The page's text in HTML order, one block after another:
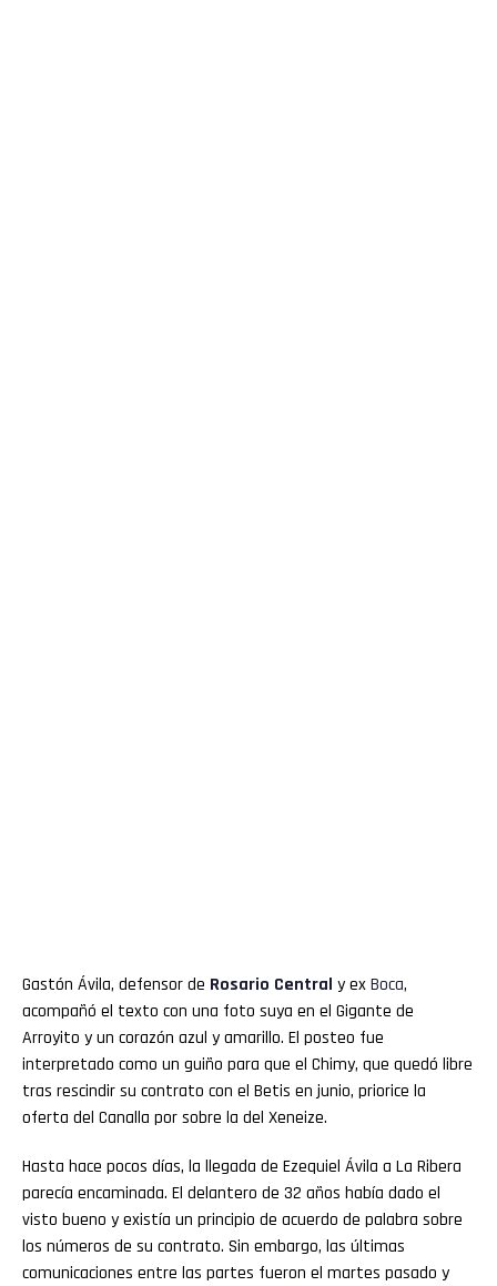
Gastón Ávila, defensor de Rosario Central y exBoca,
acompañó el texto con una foto suya en el Gigante de
Arroyito y un corazón azul y amarillo. El posteo fue
interpretado como un guiño para que el Chimy, que quedó libre
tras rescindir su contrato con el Betis en junio, priorice la
oferta del Canalla por sobre la del Xeneize.
Hasta hace pocos días, la llegada de Ezequiel Ávila a La Ribera
parecía encaminada. El delantero de 32 años había dado el
visto bueno y existía un principio de acuerdo de palabra sobre
los números de su contrato. Sin embargo, las últimas
comunicaciones entre las partes fueron el martes pasado y